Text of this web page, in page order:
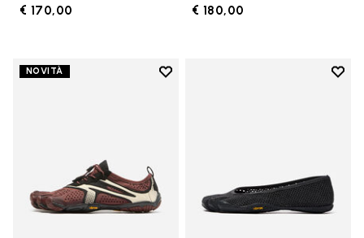
€ 170,00 € 180,00
NOVITÀ
Add to wishlist
Add